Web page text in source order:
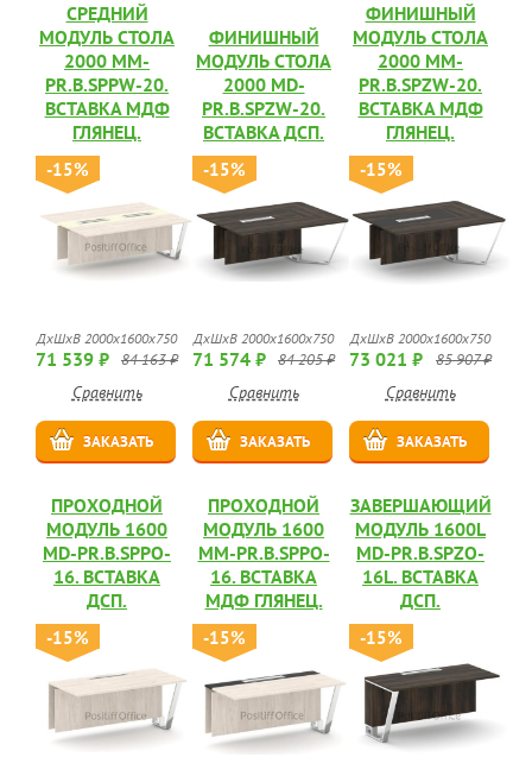
СРЕДНИЙ
МОДУЛЬ СТОЛА
2000 MM-
PR.B.SPPW-20.
ВСТАВКА МДФ
ГЛЯНЕЦ.
-15%
ДхШхВ 2000х1600х750
71 539 ₽ 84 163 ₽
Сравнить
ЗАКАЗАТЬ
ФИНИШНЫЙ
МОДУЛЬ СТОЛА
2000 MD-
PR.B.SPZW-20.
ВСТАВКА ДСП.
-15%
ДхШхВ 2000х1600х750
71 574 ₽ 84 205 ₽
Сравнить
ЗАКАЗАТЬ
ФИНИШНЫЙ
МОДУЛЬ СТОЛА
2000 MM-
PR.B.SPZW-20.
ВСТАВКА МДФ
ГЛЯНЕЦ.
-15%
ДхШхВ 2000х1600х750
73 021 ₽ 85 907 ₽
Сравнить
ЗАКАЗАТЬ
ПРОХОДНОЙ
МОДУЛЬ 1600
MD-PR.B.SPPO-
16. ВСТАВКА
ДСП.
-15%
ПРОХОДНОЙ
МОДУЛЬ 1600
MM-PR.B.SPPO-
16. ВСТАВКА
МДФ ГЛЯНЕЦ.
-15%
ЗАВЕРШАЮЩИЙ
МОДУЛЬ 1600L
MD-PR.B.SPZO-
16L. ВСТАВКА
ДСП.
-15%